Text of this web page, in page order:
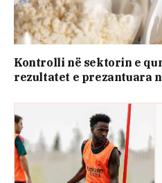
Kontrolli në sektorin e
rezultatet e prezantuara